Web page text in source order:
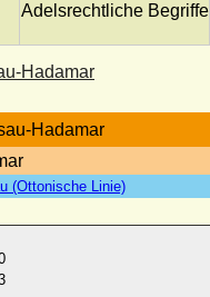
Adelsrechtliche Begriffe
Hadamar
Hadamar
(Ottonische Linie)